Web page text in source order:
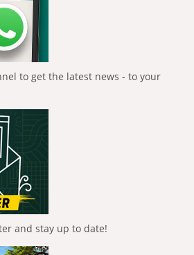
to get the latest news - to your
and stay up to date!